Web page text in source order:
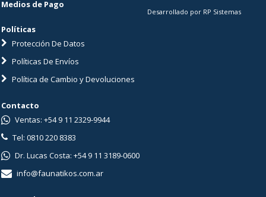
Medios de Pago
Políticas
Protección De Datos
Políticas De Envíos
Política de Cambio y Devoluciones
Desarrollado por RP Sistemas
Contacto
Ventas: +54 9 11 2329-9944
Tel: 0810 220 8383
Dr. Lucas Costa: +54 9 11 3189-0600
info@faunatikos.com.ar